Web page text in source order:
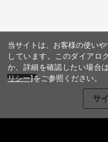
サ
当サイトは、お客様の使い
しています。このダイアロ
か、詳細を確認したい場合は
リシー]をご参照ください。